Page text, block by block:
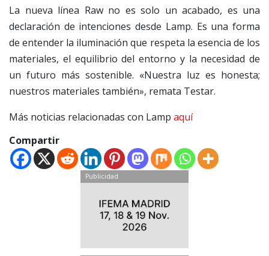
La nueva línea Raw no es solo un acabado, es una
declaración de intenciones desde Lamp. Es una forma
de entender la iluminación que respeta la esencia de los
materiales, el equilibrio del entorno y la necesidad de
un futuro más sostenible. «Nuestra luz es honesta;
nuestros materiales también», remata Testar.
Más noticias relacionadas con Lamp aquí
Compartir
Publicidad